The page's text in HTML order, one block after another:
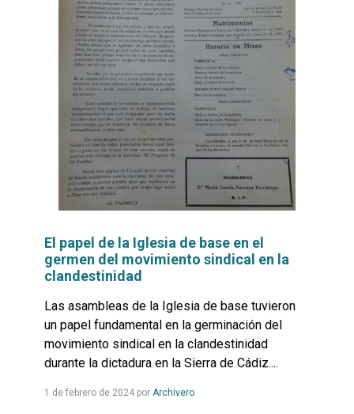
El papel de la Iglesia de base en el
germen del movimiento sindical en la
clandestinidad
Las asambleas de la Iglesia de base tuvieron
un papel fundamental en la germinación del
movimiento sindical en la clandestinidad
durante la dictadura en la Sierra de Cádiz....
1 de febrero de 2024por ArchiveroLeer